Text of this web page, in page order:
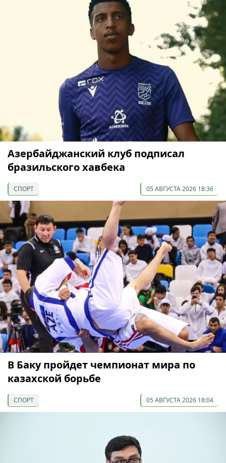
Азербайджанский клуб подписал
бразильского хавбека
СПОРТ 05 АВГУСТА 2026 18:36
В Баку пройдет чемпионат мира по
казахской борьбе
СПОРТ 05 АВГУСТА 2026 18:04